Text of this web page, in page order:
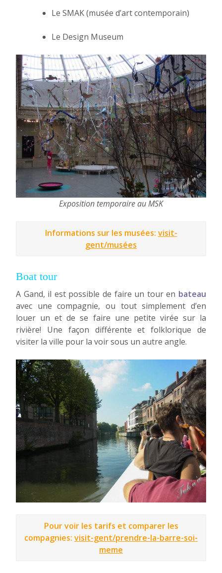
Le SMAK (musée d’art contemporain)
Le Design Museum
Exposition temporaire au MSK
Informations sur les musées: visit-
gent/musées
Boat tour
A Gand, il est possible de faire un tour en bateau
avec une compagnie, ou tout simplement d’en
louer un et de se faire une petite virée sur la
rivière! Une façon différente et folklorique de
visiter la ville pour la voir sous un autre angle.
Pour voir les tarifs et comparer les
compagnies: visit-gent/prendre-la-barre-soi-
meme